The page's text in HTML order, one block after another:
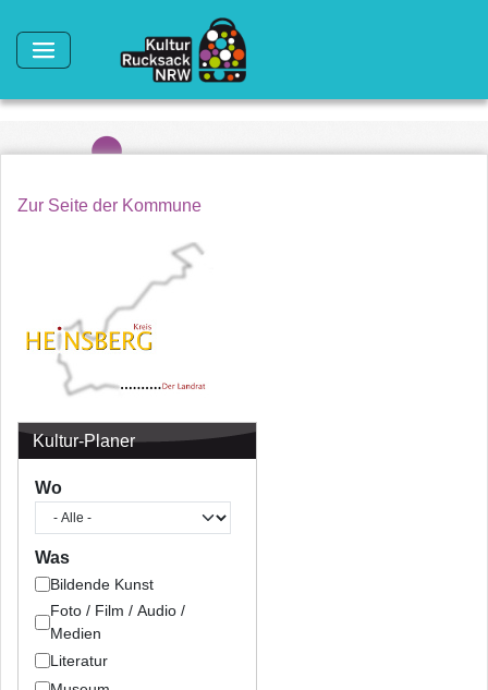
Zur Seite der Kommune
Kultur-Planer
Wo
Was
Bildende Kunst
Foto / Film / Audio /
Medien
Literatur